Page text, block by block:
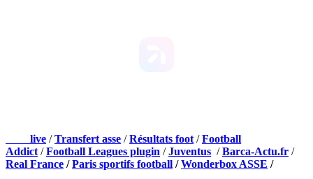
live /Transfert asse /Résultats foot /Football
Addict /Football Leagues plugin /Juventus /Barca-Actu.fr /
Real France /Paris sportifs football /Wonderbox ASSE /